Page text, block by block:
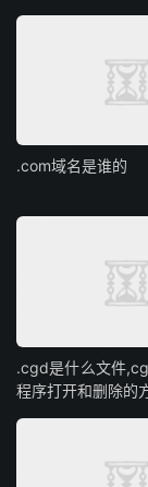
.com域名是谁的
.cgd是什么文件
程序打开和删除的